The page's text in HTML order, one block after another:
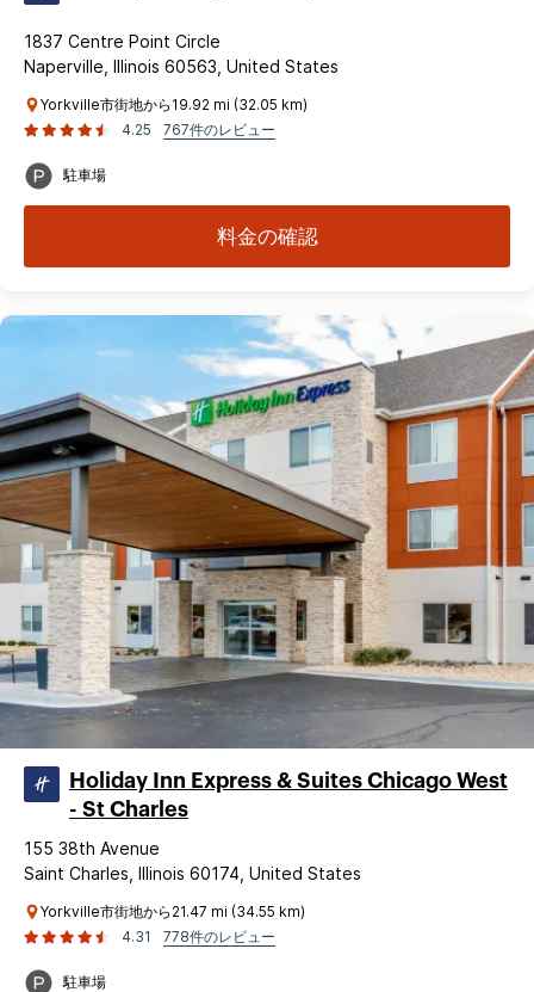
1837 Centre Point Circle
Naperville, Illinois 60563, United States
Yorkville市街地から19.92 mi (32.05 km)
4.25
767件のレビュー
駐車場
料金の確認
Holiday Inn Express & Suites Chicago West
- St Charles
155 38th Avenue
Saint Charles, Illinois 60174, United States
Yorkville市街地から21.47 mi (34.55 km)
4.31
778件のレビュー
駐車場